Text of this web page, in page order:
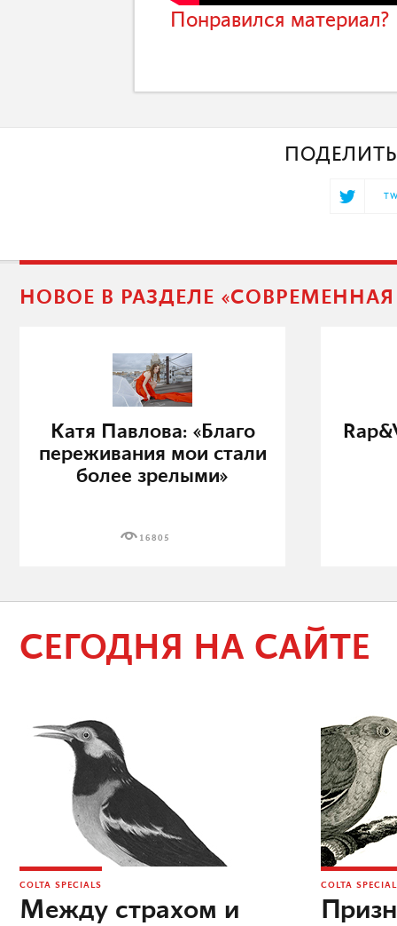
Понравился
НОВОЕ В РАЗДЕЛЕ
Катя Павлова: «Благо
переживания мои стали
более зрелыми»
16805
СЕГОДНЯ НА САЙТЕ
COLTA SPECIALS
Между страхом и
COLTA